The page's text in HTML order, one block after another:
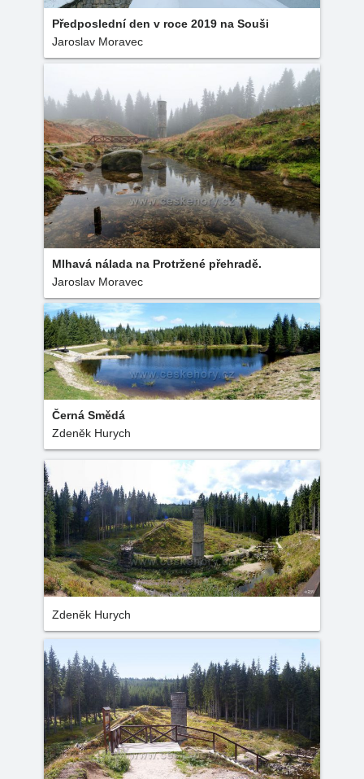
Předposlední den v roce 2019 na Souši
Jaroslav Moravec
Mlhavá nálada na Protržené přehradě.
Jaroslav Moravec
Černá Smědá
Zdeněk Hurych
Zdeněk Hurych